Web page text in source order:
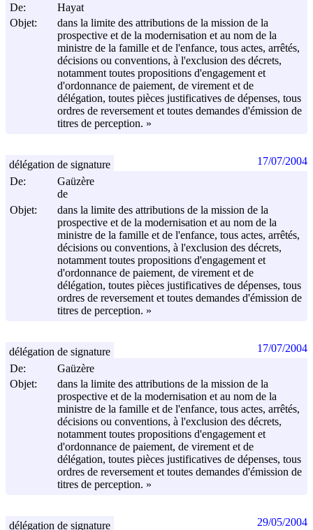
De:
Hayat
Objet:
dans la limite des attributions de la mission de la
prospective et de la modernisation et au nom de la
ministre de la famille et de l'enfance, tous actes, arrêtés,
décisions ou conventions, à l'exclusion des décrets,
notamment toutes propositions d'engagement et
d'ordonnance de paiement, de virement et de
délégation, toutes pièces justificatives de dépenses, tous
ordres de reversement et toutes demandes d'émission de
titres de perception. »
De:
Gaüzère
de
Objet:
dans la limite des attributions de la mission de la
prospective et de la modernisation et au nom de la
ministre de la famille et de l'enfance, tous actes, arrêtés,
décisions ou conventions, à l'exclusion des décrets,
notamment toutes propositions d'engagement et
d'ordonnance de paiement, de virement et de
délégation, toutes pièces justificatives de dépenses, tous
ordres de reversement et toutes demandes d'émission de
titres de perception. »
délégation de signature 17/07/2004
De:
Gaüzère
Objet:
dans la limite des attributions de la mission de la
prospective et de la modernisation et au nom de la
ministre de la famille et de l'enfance, tous actes, arrêtés,
décisions ou conventions, à l'exclusion des décrets,
notamment toutes propositions d'engagement et
d'ordonnance de paiement, de virement et de
délégation, toutes pièces justificatives de dépenses, tous
ordres de reversement et toutes demandes d'émission de
titres de perception. »
délégation de signature 17/07/2004
délégation de signature 29/05/2004